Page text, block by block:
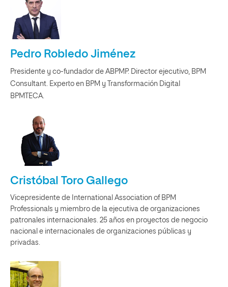
Pedro Robledo Jiménez
Presidente y co-fundador de ABPMP. Director ejecutivo, BPM
Consultant. Experto en BPM y Transformación Digital
BPMTECA.
Cristóbal Toro Gallego
Vicepresidente de International Association of BPM
Professionals y miembro de la ejecutiva de organizaciones
patronales internacionales. 25 años en proyectos de negocio
nacional e internacionales de organizaciones públicas y
privadas.